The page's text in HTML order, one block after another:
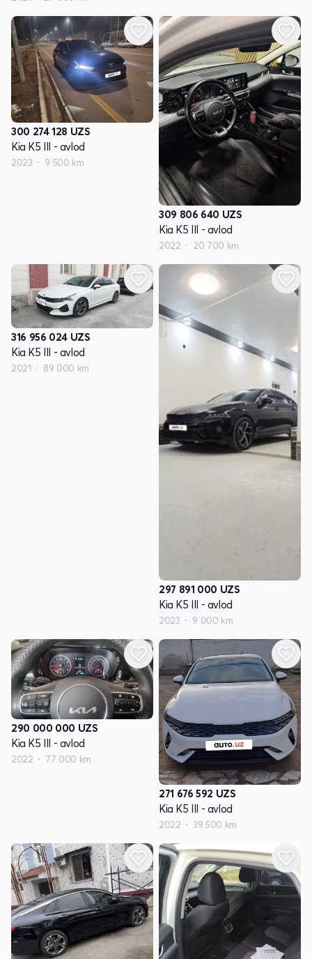
300 274 128 UZS
Kia K5 III - avlod
2023 9 500 km
309 806 640 UZS
Kia K5 III - avlod
2022 20 700 km
316 956 024 UZS
Kia K5 III - avlod
2021 89 000 km
297 891 000 UZS
Kia K5 III - avlod
2023 9 000 km
290 000 000 UZS
Kia K5 III - avlod
2022 77 000 km
271 676 592 UZS
Kia K5 III - avlod
2022 39 500 km